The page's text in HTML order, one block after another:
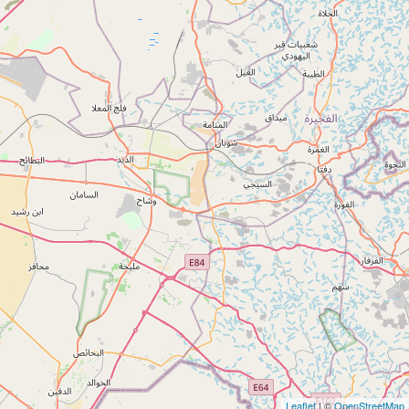
Leaflet| ©OpenStreetMap